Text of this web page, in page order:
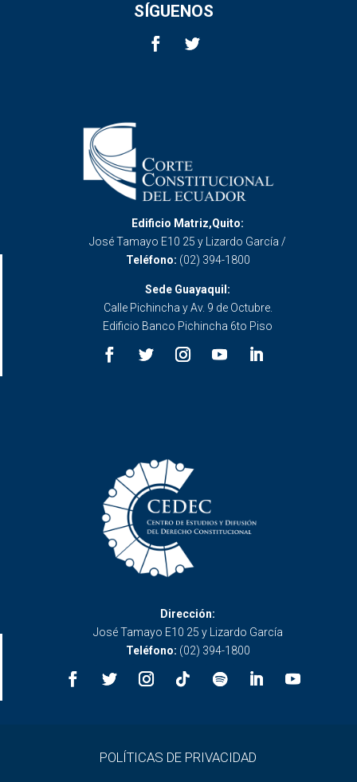
SÍGUENOS
Edificio Matriz,Quito:
José Tamayo E10 25 y Lizardo García /
Teléfono: (02) 394-1800
Sede Guayaquil:
Calle Pichincha y Av. 9 de Octubre.
Edificio Banco Pichincha 6to Piso
Dirección:
José Tamayo E10 25 y Lizardo García
Teléfono: (02) 394-1800
POLÍTICAS DE PRIVACIDAD